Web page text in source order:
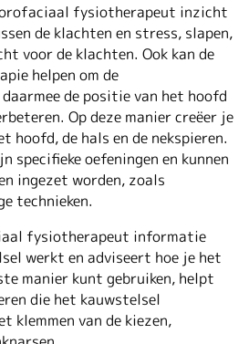
fysiotherapeut inzicht
de klachten en stress, slapen,
voor de klachten. Ook kan de
helpen om de
de positie van het hoofd
Op deze manier creëer je
hoofd, de hals en de nekspieren.
specifieke oefeningen en kunnen
ingezet worden, zoals
technieken.
fysiotherapeut informatie
werkt en adviseert hoe je het
manier kunt gebruiken, helpt
die het kauwstelsel
klemmen van de kiezen,